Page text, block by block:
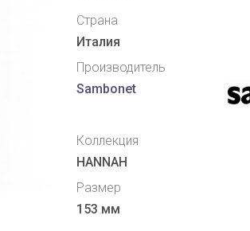
Страна
Италия
Производитель
Sambonet
Коллекция
HANNAH
Размер
153 мм